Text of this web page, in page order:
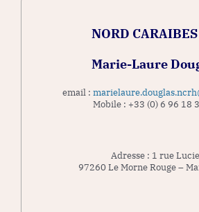
NORD
Marie-Laure
email :
Mobile : +33 (0) 6 96 18
Adresse : 1 rue Lucie
97260 Le Morne Rouge –